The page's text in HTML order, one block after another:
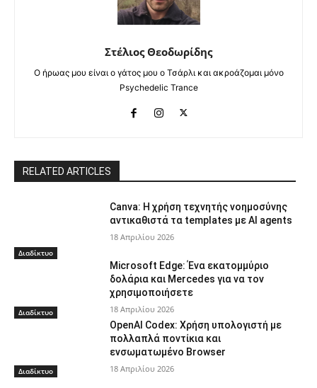
Στέλιος Θεοδωρίδης
Ο ήρωας μου είναι ο γάτος μου ο Τσάρλι και ακροάζομαι μόνο
Psychedelic Trance
RELATED ARTICLES
Διαδίκτυο
Canva: Η χρήση τεχνητής νοημοσύνης
αντικαθιστά τα templates με AI agents
18 Απριλίου 2026
Διαδίκτυο
Microsoft Edge: Ένα εκατομμύριο
δολάρια και Mercedes για να τον
χρησιμοποιήσετε
18 Απριλίου 2026
Διαδίκτυο
OpenAI Codex: Χρήση υπολογιστή με
πολλαπλά ποντίκια και
ενσωματωμένο Browser
18 Απριλίου 2026